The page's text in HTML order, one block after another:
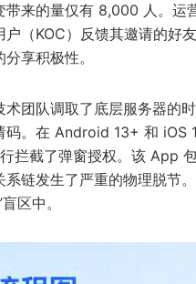
带来的量仅有 8,000 人。
（KOC）反馈其邀请的好
享积极性。
团队调取了底层服务器的
码。在 Android 13+ 和
拦截了弹窗授权。该 App
链发生了严重的物理脱节
区中。